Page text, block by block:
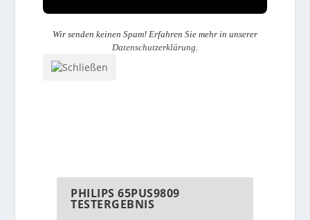
Wir senden keinen Spam! Erfahren Sie mehr in unserer
Datenschutzerklärung
PHILIPS 65PUS9809
TESTERGEBNIS